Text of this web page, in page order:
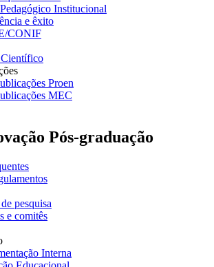
Institucional
e êxito
CONIF
Proen
MEC
Pós-graduação
pesquisa
e comitês
Interna